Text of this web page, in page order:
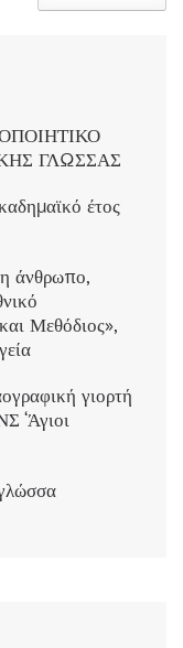
ΓΛΩΣΣΑΣ
έτος
άνθρωπο,
Μεθόδιος»,
γιορτή
‘Άγιοι